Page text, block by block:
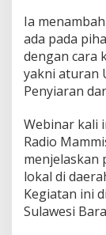
Ia
ada pada
dengan cara
yakni aturan
Penyiaran
Webinar kali
Radio
menjelaskan
lokal di
Kegiatan ini
Sulawesi